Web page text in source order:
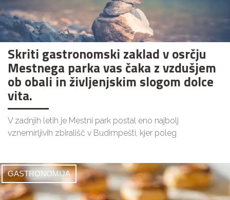
Skriti gastronomski zaklad v osrčju
Mestnega parka vas čaka z vzdušjem
ob obali in življenjskim slogom dolce
vita.
V zadnjih letih je Mestni park postal eno najbolj
vznemirljivih zbirališč v Budimpešti, kjer poleg
GASTRONOMIJA